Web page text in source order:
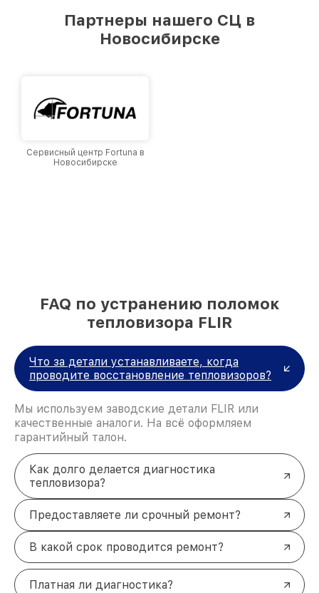
лучшим сервисным центром FLIR в городе
Новосибирске, постоянно повышая уровень
Партнеры нашего СЦ в
Новосибирске
Сервисный центр Fortuna в
Новосибирске
FAQ по устранению поломок
тепловизора FLIR
Что за детали устанавливаете, когда
проводите восстановление тепловизоров?
Мы используем заводские детали FLIR или
качественные аналоги. На всё оформляем
гарантийный талон.
Как долго делается диагностика
тепловизора?
Предоставляете ли срочный ремонт?
В какой срок проводится ремонт?
Платная ли диагностика?